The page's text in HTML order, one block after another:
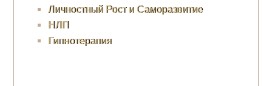
Личностный Рост и Саморазвитие
НЛП
Гипнотерапия